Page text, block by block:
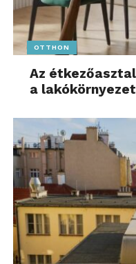
OTTHON
Az
a